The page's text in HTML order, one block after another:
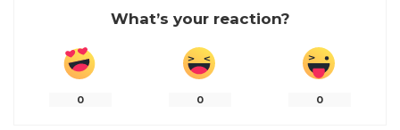
What’s your reaction?
0 0 0